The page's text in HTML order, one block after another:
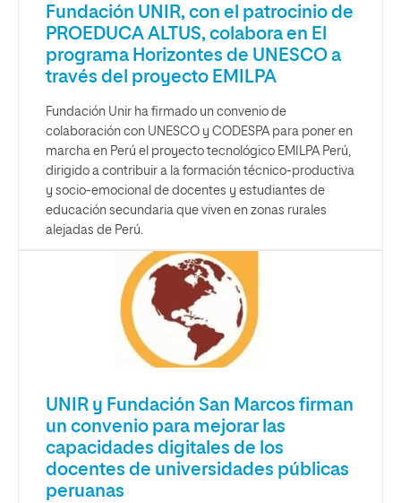
Fundación UNIR, con el patrocinio de
PROEDUCA ALTUS, colabora en El
programa Horizontes de UNESCO a
través del proyecto EMILPA
Fundación Unir ha firmado un convenio de
colaboración con UNESCO y CODESPA para poner en
marcha en Perú el proyecto tecnológico EMILPA Perú,
dirigido a contribuir a la formación técnico-productiva
y socio-emocional de docentes y estudiantes de
educación secundaria que viven en zonas rurales
alejadas de Perú.
UNIR y Fundación San Marcos firman
un convenio para mejorar las
capacidades digitales de los
docentes de universidades públicas
peruanas